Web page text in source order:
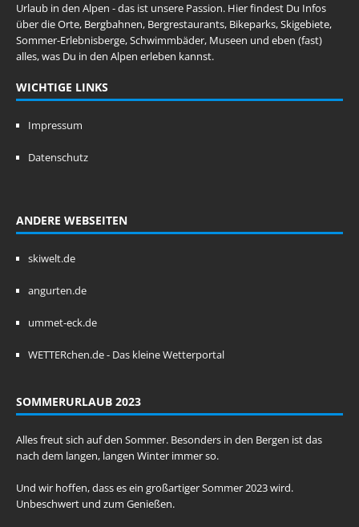
Urlaub in den Alpen - das ist unsere Passion. Hier findest Du Infos
über die Orte, Bergbahnen, Bergrestaurants, Bikeparks, Skigebiete,
Sommer-Erlebnisberge, Schwimmbäder, Museen und eben (fast)
alles, was Du in den Alpen erleben kannst.
WICHTIGE LINKS
Impressum
Datenschutz
ANDERE WEBSEITEN
skiwelt.de
angurten.de
ummet-eck.de
WETTERchen.de - Das kleine Wetterportal
SOMMERURLAUB 2023
Alles freut sich auf den Sommer. Besonders in den Bergen ist das
nach dem langen, langen Winter immer so.
Und wir hoffen, dass es ein großartiger Sommer 2023 wird.
Unbeschwert und zum Genießen.